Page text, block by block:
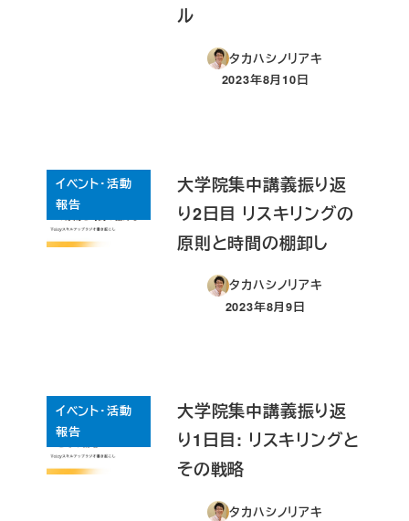
ル
タカハシノリアキ
投稿日
2023年8月10日
イベント・活動
報告
大学院集中講義振り返
り2日目 リスキリングの
原則と時間の棚卸し
タカハシノリアキ
投稿日
2023年8月9日
イベント・活動
報告
大学院集中講義振り返
り1日目: リスキリングと
その戦略
タカハシノリアキ